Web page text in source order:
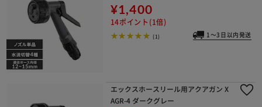
¥1,400
14ポイント(1倍)
(1) 1～3日以内発送
エックスホースリール用アクアガン X
AGR-4 ダークグレー